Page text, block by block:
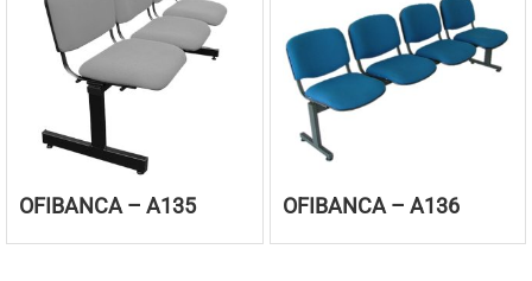
OFIBANCA – A135 OFIBANCA – A136